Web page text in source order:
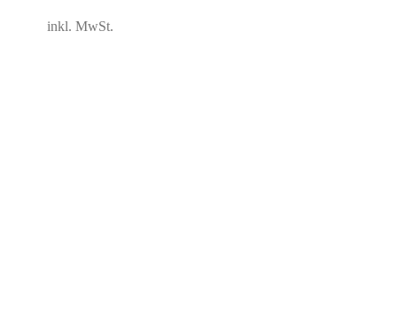
inkl. MwSt.